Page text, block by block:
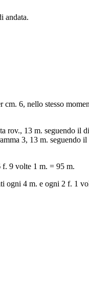
andata.
6, nello stesso
rov., 13 m. seguendo il
3, 13 m. seguendo
9 volte 1 m. = 95 m.
ogni 4 m. e ogni 2 f. 1